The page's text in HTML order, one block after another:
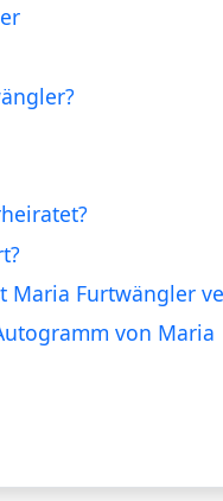
Maria Furtwängler
von Maria